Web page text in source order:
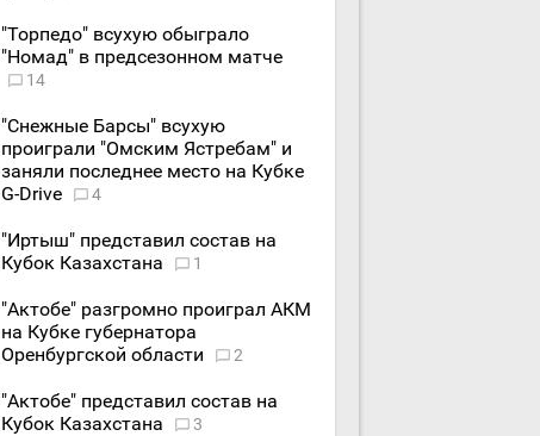
"Торпедо" всухую обыграло
"Номад" в предсезонном матче
14
"Снежные Барсы" всухую
проиграли "Омским Ястребам" и
заняли последнее место на Кубке
G-Drive
4
"Иртыш" представил состав на
Кубок Казахстана
1
"Актобе" разгромно проиграл АКМ
на Кубке губернатора
Оренбургской области
2
"Актобе" представил состав на
Кубок Казахстана
3